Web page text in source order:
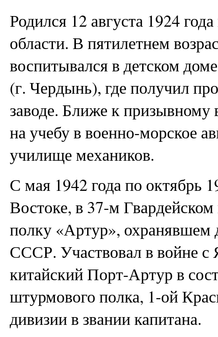
Родился 12 августа 1924
области. В пятилетнем
воспитывался в детском
(г. Чердынь), где получил
заводе. Ближе к призывному
на учебу в военно-морское
училище механиков.
С мая 1942 года по октябрь
Востоке, в 37-м
полку «Артур», охранявшем
СССР. Участвовал в войне с
китайский Порт-Артур в
штурмового полка, 1-ой
дивизии в звании капитана.